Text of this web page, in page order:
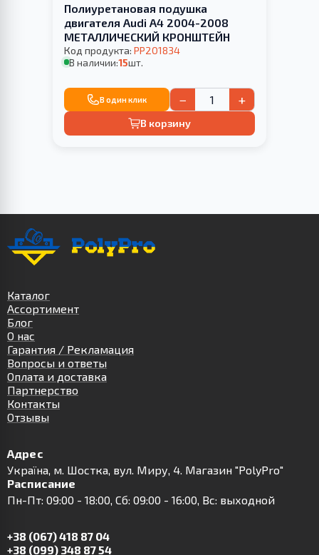
Полиуретановая подушка
двигателя Audi A4 2004-2008
МЕТАЛЛИЧЕСКИЙ КРОНШТЕЙН
Код продукта: PP201834
В наличии:15шт.
В один клик − +
В корзину
Каталог
Ассортимент
Блог
О нас
Гарантия / Рекламация
Вопросы и ответы
Оплата и доставка
Партнерство
Контакты
Отзывы
Адрес
Українa, м. Шостка, вул. Миру, 4. Магазин "PolyPro"
Расписание
Пн-Пт: 09:00 - 18:00, Сб: 09:00 - 16:00, Вс: выходной
+38 (067) 418 87 04
+38 (099) 348 87 54